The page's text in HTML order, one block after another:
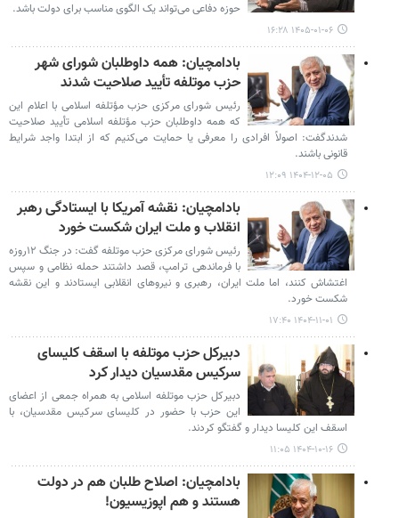
حوزه دفاعی می‌تواند یک الگوی مناسب برای دولت باشد.
۱۴۰۵-۰۱-۰۶ ۱۶:۲۸
بادامچیان: همه داوطلبان شورای شهر
حزب موتلفه تأیید صلاحیت شدند
رئیس شورای مرکزی حزب مؤتلفه اسلامی با اعلام این
که همه داوطلبان حزب مؤتلفه اسلامی تأیید صلاحیت
شدندگفت: اصولاً افرادی را معرفی یا حمایت می‌کنیم که از ابتدا واجد شرایط
قانونی باشند.
۱۴۰۴-۱۲-۰۵ ۱۲:۰۹
بادامچیان: نقشه آمریکا با ایستادگی رهبر
انقلاب و ملت ایران شکست خورد
رئیس شورای مرکزی حزب موتلفه گفت: در جنگ ۱۲روزه
با فرماندهی ترامپ، قصد داشتند حمله نظامی و سپس
اغتشاش کنند، اما ملت ایران، رهبری و نیروهای انقلابی ایستادند و این نقشه
شکست خورد.
۱۴۰۴-۱۱-۰۱ ۱۷:۴۰
دبیرکل حزب موتلفه با اسقف کلیسای
سرکیس مقدسیان دیدار کرد
دبیرکل حزب موتلفه اسلامی به همراه جمعی از اعضای
این حزب با حضور در کلیسای سرکیس مقدسیان، با
اسقف این کلیسا دیدار و گفتگو کردند.
۱۴۰۴-۱۰-۱۶ ۱۱:۰۵
بادامچیان: اصلاح طلبان هم در دولت
هستند و هم اپوزیسیون!